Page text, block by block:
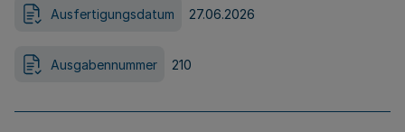
Ausfertigungsdatum 27.06.2026
Ausgabennummer 210